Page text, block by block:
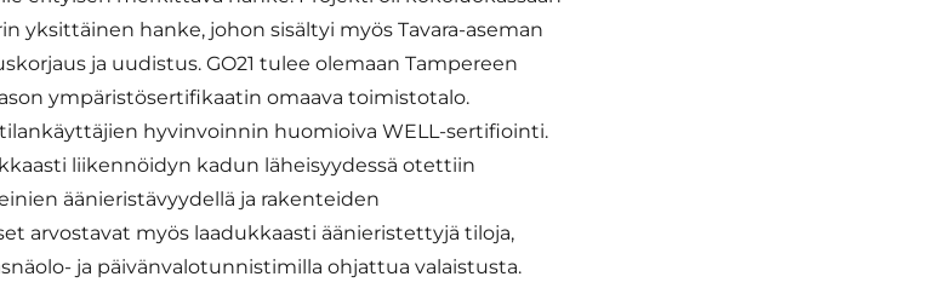
yksittäinen hanke, johon sisältyi myös Tavara-aseman
ja uudistus. GO21 tulee olemaan Tampereen
ympäristösertifikaatin omaava toimistotalo.
hyvinvoinnin huomioiva WELL-sertifiointi.
liikennöidyn kadun läheisyydessä otettiin
äänieristävyydellä ja rakenteiden
arvostavat myös laadukkaasti äänieristettyjä tiloja,
ja päivänvalotunnistimilla ohjattua valaistusta.